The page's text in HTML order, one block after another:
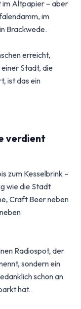
im Altpapier – aber
im
Brackwede.
erreicht,
Stadt, die
ist das ein
verdient
zum Kesselbrink –
wie die Stadt
Craft Beer neben
Radiospot, der
sondern ein
schon an
hat.